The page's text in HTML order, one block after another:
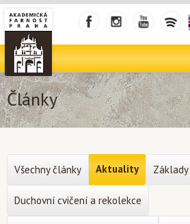
Články
Všechny články Aktuality
Duchovní cvičení a rekolekce